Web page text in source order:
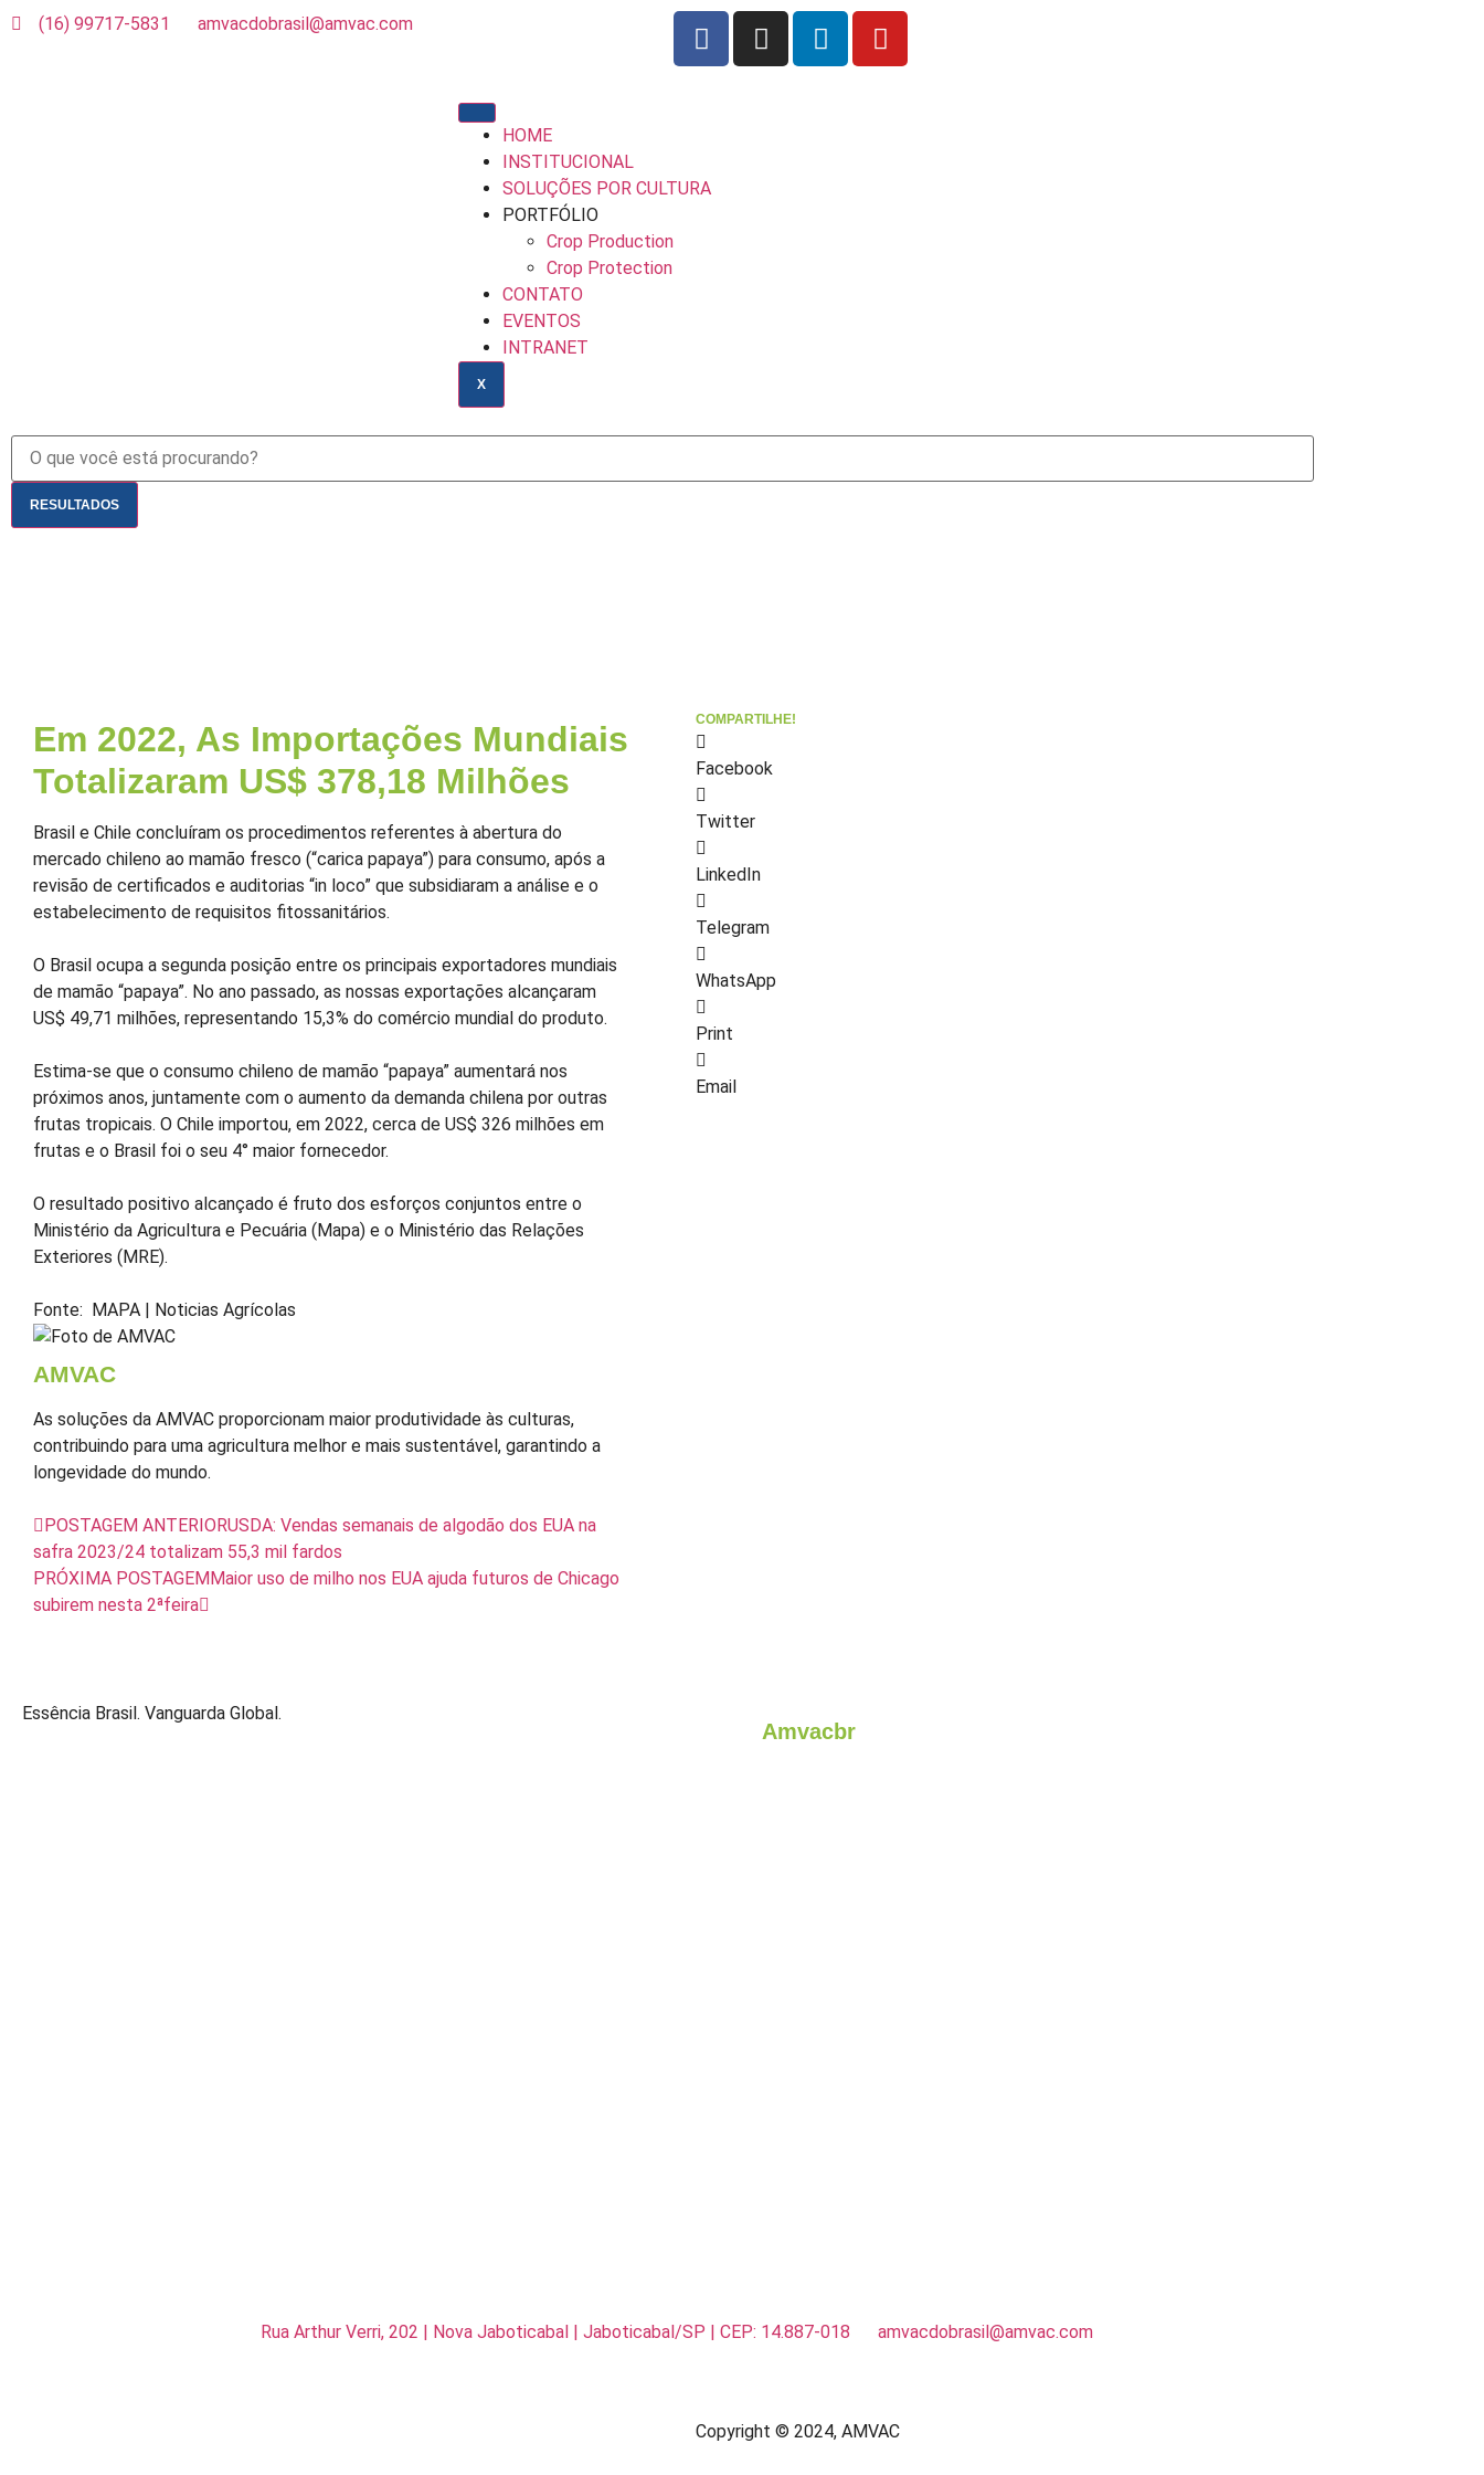
(16) 99717-5831 amvacdobrasil@amvac.com
HOME
INSTITUCIONAL
SOLUÇÕES POR CULTURA
PORTFÓLIO
Crop Production
Crop Protection
CONTATO
EVENTOS
INTRANET
X
RESULTADOS
Em 2022, As Importações Mundiais
Totalizaram US$ 378,18 Milhões
Brasil e Chile concluíram os procedimentos referentes à abertura do
mercado chileno ao mamão fresco (“carica papaya”) para consumo, após a
revisão de certificados e auditorias “in loco” que subsidiaram a análise e o
estabelecimento de requisitos fitossanitários.
O Brasil ocupa a segunda posição entre os principais exportadores mundiais
de mamão “papaya”. No ano passado, as nossas exportações alcançaram
US$ 49,71 milhões, representando 15,3% do comércio mundial do produto.
Estima-se que o consumo chileno de mamão “papaya” aumentará nos
próximos anos, juntamente com o aumento da demanda chilena por outras
frutas tropicais. O Chile importou, em 2022, cerca de US$ 326 milhões em
frutas e o Brasil foi o seu 4° maior fornecedor.
O resultado positivo alcançado é fruto dos esforços conjuntos entre o
Ministério da Agricultura e Pecuária (Mapa) e o Ministério das Relações
Exteriores (MRE).
Fonte: MAPA | Noticias Agrícolas
AMVAC
As soluções da AMVAC proporcionam maior produtividade às culturas,
contribuindo para uma agricultura melhor e mais sustentável, garantindo a
longevidade do mundo.
POSTAGEM ANTERIORUSDA: Vendas semanais de algodão dos EUA na
safra 2023/24 totalizam 55,3 mil fardos
PRÓXIMA POSTAGEMMaior uso de milho nos EUA ajuda futuros de Chicago
subirem nesta 2ªfeira
COMPARTILHE!
Facebook
Twitter
LinkedIn
Telegram
WhatsApp
Print
Email
Essência Brasil. Vanguarda Global.
Amvacbr
Rua Arthur Verri, 202 | Nova Jaboticabal | Jaboticabal/SP | CEP: 14.887-018 amvacdobrasil@amvac.com
Copyright © 2024, AMVAC